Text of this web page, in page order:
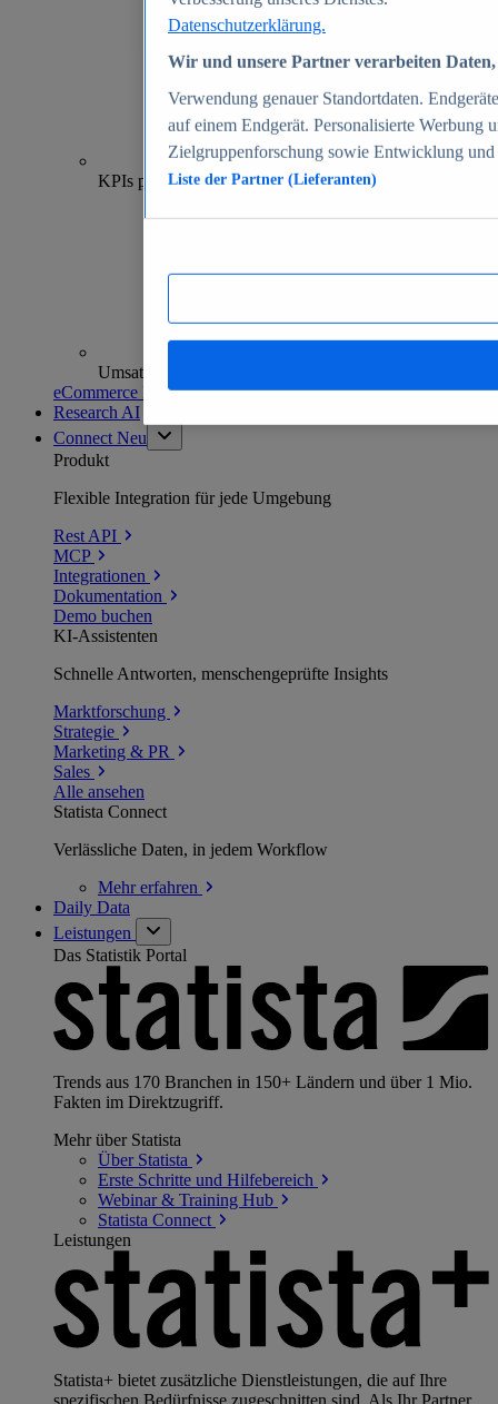
70+
KPIs pro Shop
Umsatzanalysen und -prognosen
eCommerce Insights entdecken
Research AI
Connect Neu
Produkt
Flexible Integration für jede Umgebung
Rest API
MCP
Integrationen
Dokumentation
Demo buchen
KI-Assistenten
Schnelle Antworten, menschengeprüfte Insights
Marktforschung
Strategie
Marketing & PR
Sales
Alle ansehen
Statista Connect
Verlässliche Daten, in jedem Workflow
Mehrerfahren
Daily Data
Leistungen
Das Statistik Portal
Trends aus 170 Branchen in 150+ Ländern und über 1 Mio.
Fakten im Direktzugriff.
Mehr über Statista
Über Statista
Erste Schritte und Hilfebereich
Webinar & Training Hub
Statista Connect
Leistungen
Statista+ bietet zusätzliche Dienstleistungen, die auf Ihre
spezifischen Bedürfnisse zugeschnitten sind. Als Ihr Partner
Datenschutzerklärung.
Wir und unsere Partner verarbeiten
Verwendung genauer Standortdaten.
auf einem Endgerät. Personalisierte Werbung
Zielgruppenforschung sowie Entwicklung
Liste der Partner (Lieferanten)